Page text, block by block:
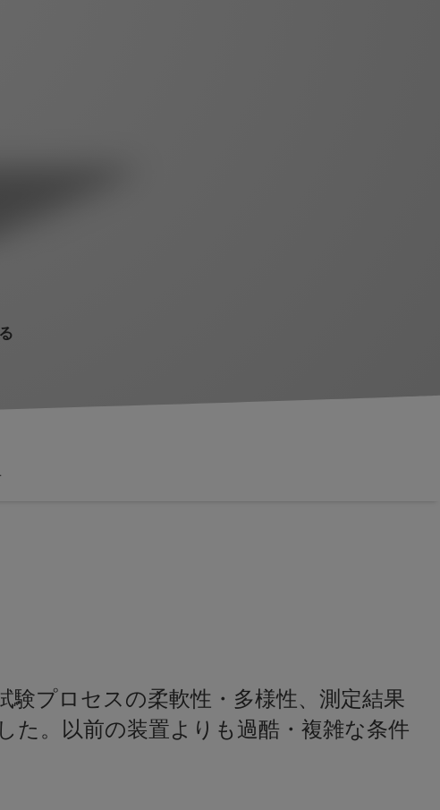
験プロセスの柔軟性・多様性、測定結果
。以前の装置よりも過酷・複雑な条件